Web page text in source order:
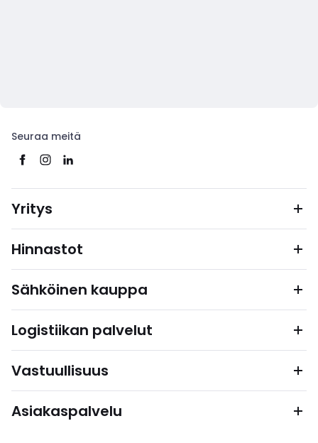
Seuraa meitä
Yritys
Hinnastot
Sähköinen kauppa
Logistiikan palvelut
Vastuullisuus
Asiakaspalvelu